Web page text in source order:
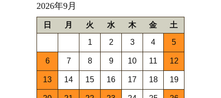
2026年9月
日 月 火 水 木 金 土
1 2 3 4 5
6 7 8 9 10 11 12
13 14 15 16 17 18 19